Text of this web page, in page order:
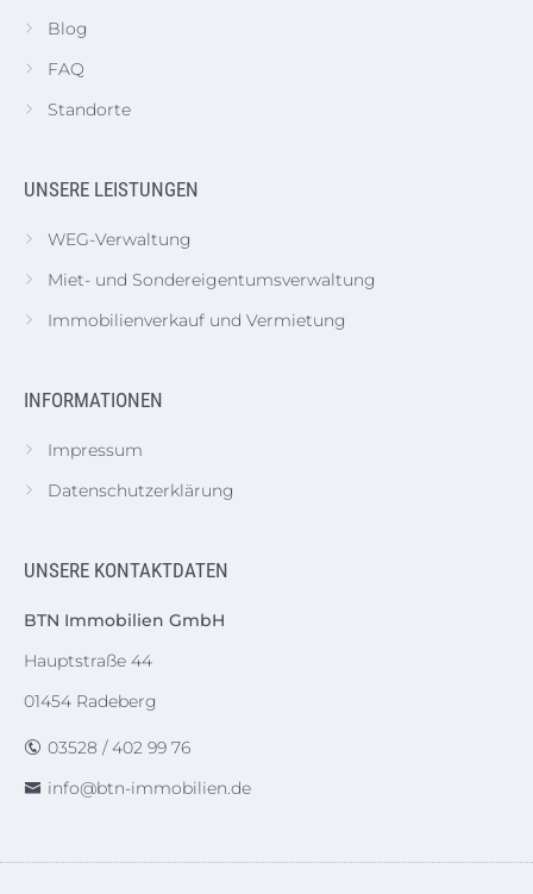
Blog
FAQ
Standorte
UNSERE LEISTUNGEN
WEG-Verwaltung
Miet- und Sondereigentumsverwaltung
Immobilienverkauf und Vermietung
INFORMATIONEN
Impressum
Datenschutzerklärung
UNSERE KONTAKTDATEN
BTN Immobilien GmbH
Hauptstraße 44
01454 Radeberg
03528 / 402 99 76
info@btn-immobilien.de